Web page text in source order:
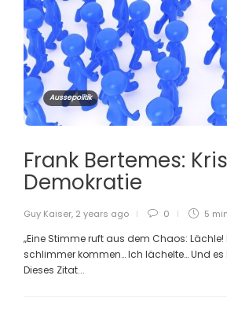
Aussepolitik
Frank Bertemes:
Demokratie
Guy Kaiser, 2 years ago 0 5 min
„Eine Stimme ruft aus dem Chaos: Lächle!
schlimmer kommen… Ich lächelte… Und
Dieses Zitat...